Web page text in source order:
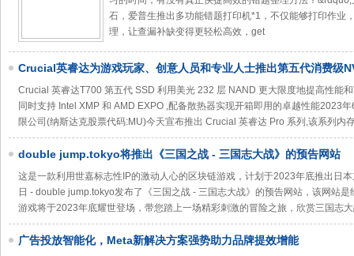
石，爱普生推出多功能错题打印机*1，不仅能够打印作业
理，让查漏补缺变得更轻松高效，get
Crucial英睿达为游戏玩家、创意人员和专业人士推出第五代消费级
用的高性能DRAM产品选择
Crucial 英睿达T700 第五代 SSD 利用美光 232 层 NAND 更大限度地提高性能
同时支持 Intel XMP 和 AMD EXPO ,配备散热器实现开箱即用的卓越性能2023
限公司(纳斯达克股票代码:MU)今天宣布推出 Crucial 英睿达 Pro 系列,该系列内
double jump.tokyo将推出《三国之战 - 三国志大战》的预告网站
这是一款利用世嘉标志性IP的激动人心的区块链游戏，计划于2023年底推出日
日 - double jump.tokyo发布了《三国之战 - 三国志大战》的预告网站，该网站
游戏将于2023年底耀世登场，带您踏上一场精彩刺激的冒险之旅，欣赏三国志
广告投放智能化，Meta新解决方案强势助力品牌提效增能